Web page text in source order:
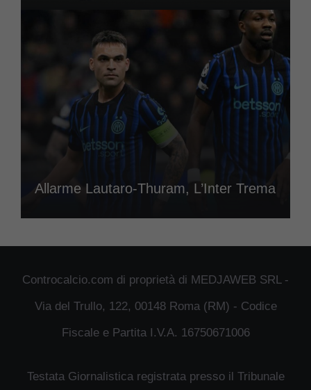
Allarme Lautaro-Thuram, L’Inter Trema
Controcalcio.com di proprietà di MEDJAWEB SRL -
Via del Trullo, 122, 00148 Roma (RM) - Codice
Fiscale e Partita I.V.A. 16750671006
Testata Giornalistica registrata presso il Tribunale